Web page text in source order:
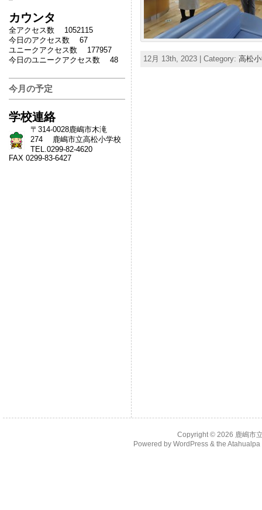
カウンタ
全アクセス数 1052115
今日のアクセス数 67
ユニークアクセス数 177957
今日のユニークアクセス数 48
今月の予定
学校連絡
〒314-0028鹿嶋市木滝
274 鹿嶋市立高松小学校
TEL.0299-82-4620
FAX 0299-83-6427
12月 13th, 2023 | Category: 高松
Copyright © 2026 鹿嶋市
Powered by WordPress& the Atahualpa